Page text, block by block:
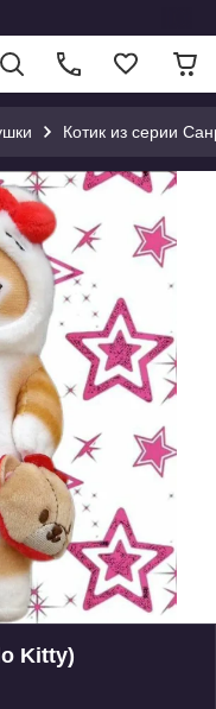
Котик из серии
Kitty)